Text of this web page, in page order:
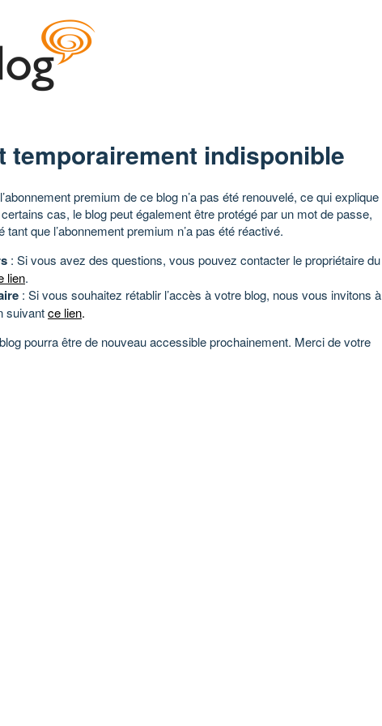
temporairement indisponible
premium de ce blog n’a pas été renouvelé, ce qui explique
cas, le blog peut également être protégé par un mot de passe,
que l’abonnement premium n’a pas été réactivé.
: Si vous avez des questions, vous pouvez contacter le propriétaire du
lien.
: Si vous souhaitez rétablir l’accès à votre blog, nous vous invitons à
suivantce lien.
pourra être de nouveau accessible prochainement. Merci de votre